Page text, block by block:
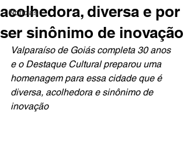
Notícias
acolhedora, diversa e por
ser sinônimo de inovação
Valparaíso de Goiás completa 30 anos
e o Destaque Cultural preparou uma
homenagem para essa cidade que é
diversa, acolhedora e sinônimo de
inovação